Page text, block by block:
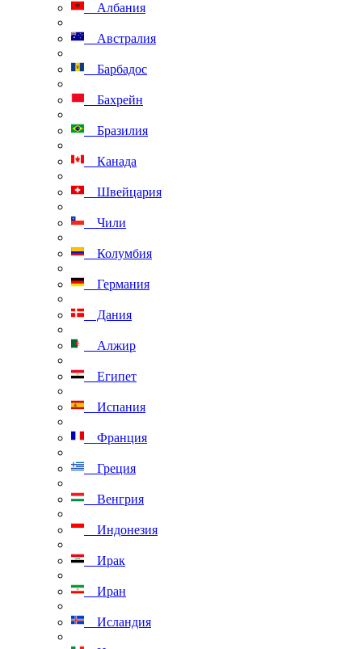
Албания
Австралия
Барбадос
Бахрейн
Бразилия
Канада
Швейцария
Чили
Колумбия
Германия
Дания
Алжир
Египет
Испания
Франция
Греция
Венгрия
Индонезия
Ирак
Иран
Исландия